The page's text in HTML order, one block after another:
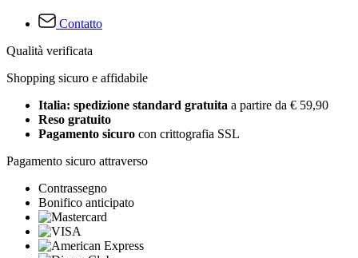
Contatto
Qualità verificata
Shopping sicuro e affidabile
Italia: spedizione standard gratuita a partire da € 59,90
Reso gratuito
Pagamento sicuro con crittografia SSL
Pagamento sicuro attraverso
Contrassegno
Bonifico anticipato